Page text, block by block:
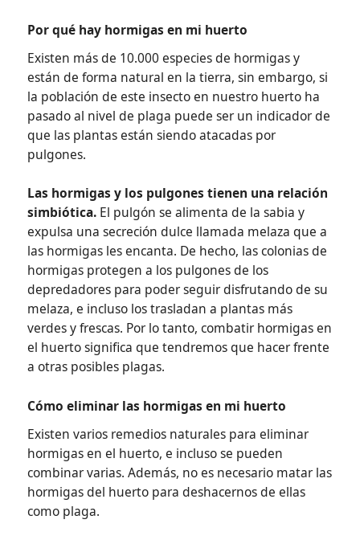
Por qué hay hormigas en mi huerto
Existen más de 10.000 especies de hormigas y
están de forma natural en la tierra, sin embargo, si
la población de este insecto en nuestro huerto ha
pasado al nivel de plaga puede ser un indicador de
que las plantas están siendo atacadas por
pulgones.
Las hormigas y los pulgones tienen una relación
simbiótica.El pulgón se alimenta de la sabia y
expulsa una secreción dulce llamada melaza que a
las hormigas les encanta. De hecho, las colonias de
hormigas protegen a los pulgones de los
depredadores para poder seguir disfrutando de su
melaza, e incluso los trasladan a plantas más
verdes y frescas. Por lo tanto, combatir hormigas en
el huerto significa que tendremos que hacer frente
a otras posibles plagas.
Cómo eliminar las hormigas en mi huerto
Existen varios remedios naturales para eliminar
hormigas en el huerto, e incluso se pueden
combinar varias. Además, no es necesario matar las
hormigas del huerto para deshacernos de ellas
como plaga.